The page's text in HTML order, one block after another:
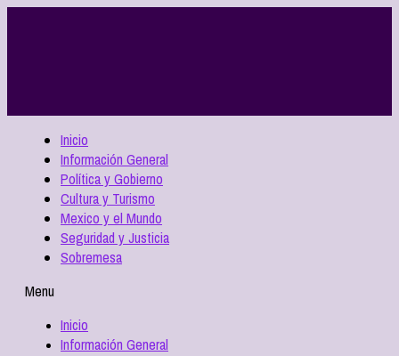
Inicio
Información General
Política y Gobierno
Cultura y Turismo
Mexico y el Mundo
Seguridad y Justicia
Sobremesa
Menu
Inicio
Información General